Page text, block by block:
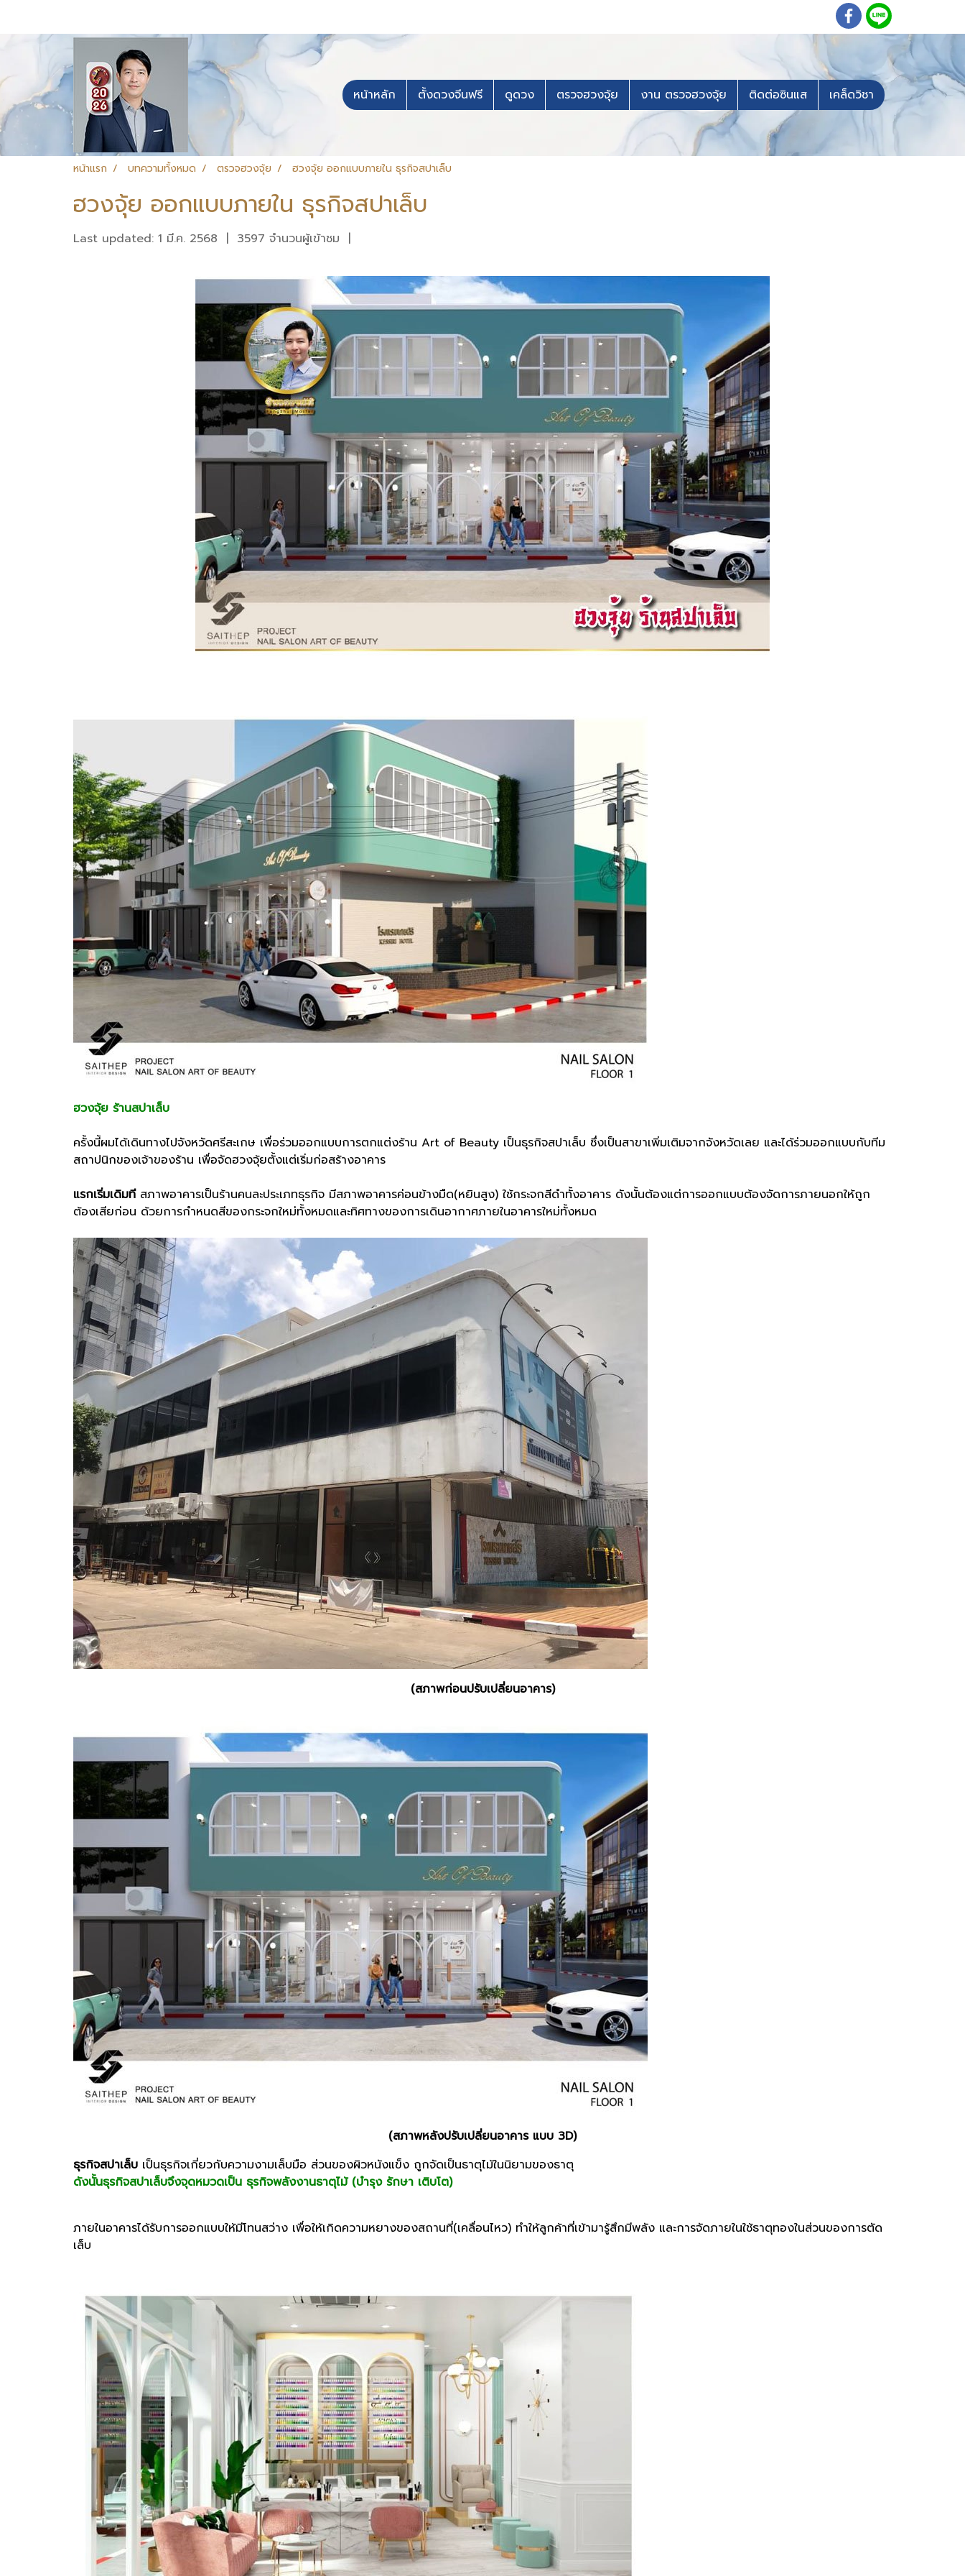
หน้าหลัก ตั้งดวงจีนฟรี ดูดวง ตรวจฮวงจุ้ย งาน ตรวจฮวงจุ้ย ติดต่อซินแส เคล็ดวิชา
หน้าแรก บทความทั้งหมด ตรวจฮวงจุ้ย ฮวงจุ้ย ออกแบบภายใน ธุรกิจสปาเล็บ
ฮวงจุ้ย ออกแบบภายใน ธุรกิจสปาเล็บ
Last updated: 1 มี.ค. 2568 | 3597 จำนวนผู้เข้าชม |
ฮวงจุ้ย ร้านสปาเล็บ
ครั้งนี้ผมได้เดินทางไปจังหวัดศรีสะเกษ เพื่อร่วมออกแบบการตกแต่งร้าน Art of Beauty เป็นธุรกิจสปาเล็บ ซึ่งเป็นสาขาเพิ่มเติมจากจังหวัดเลย และได้ร่วมออกแบบกับทีม
สถาปนิกของเจ้าของร้าน เพื่อจัดฮวงจุ้ยตั้งแต่เริ่มก่อสร้างอาคาร
แรกเริ่มเดิมทีสภาพอาคารเป็นร้านคนละประเภทธุรกิจ มีสภาพอาคารค่อนข้างมืด(หยินสูง) ใช้กระจกสีดำทั้งอาคาร ดังนั้นต้องแต่การออกแบบต้องจัดการภายนอกให้ถูก
ต้องเสียก่อน ด้วยการกำหนดสีของกระจกใหม่ทั้งหมดและทิศทางของการเดินอากาศภายในอาคารใหม่ทั้งหมด
(สภาพก่อนปรับเปลี่ยนอาคาร)
(สภาพหลังปรับเปลี่ยนอาคาร แบบ 3D)
ธุรกิจสปาเล็บ เป็นธุรกิจเกี่ยวกับความงามเล็บมือ ส่วนของผิวหนังแข็ง ถูกจัดเป็นธาตุไม้ในนิยามของธาตุ
ดังนั้นธุรกิจสปาเล็บจึงจุดหมวดเป็น ธุรกิจพลังงานธาตุไม้ (บำรุง รักษา เติบโต)
ภายในอาคารได้รับการออกแบบให้มีโทนสว่าง เพื่อให้เกิดความหยางของสถานที่(เคลื่อนไหว) ทำให้ลูกค้าที่เข้ามารู้สึกมีพลัง และการจัดภายในใช้ธาตุทองในส่วนของการตัด
เล็บ